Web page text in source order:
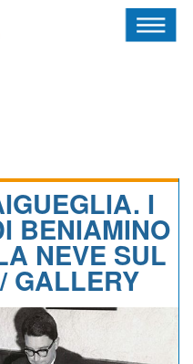
I
BENIAMINO
NEVE SUL
GALLERY